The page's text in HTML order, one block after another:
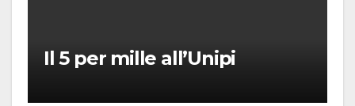
Il 5 per mille all’Unipi